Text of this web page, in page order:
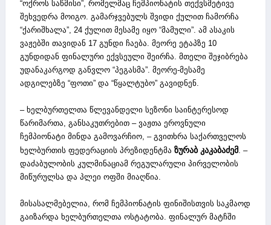
“ოქროს საწმისი”, რომელმაც ჩემპიონატის თექვსმეტივე
შეხვედრა მოიგო. გამარჯვებულს შვიდი ქულით ჩამორჩა
“ქარიშხალა”, 24 ქულით მესამე იყო “მამული”. ამ ასაკის
ვაჟებში თავიდან 17 გუნდი ჩაება. მეორე ეტაპზე 10
გუნდიდან ფინალური ექვსეული შეირჩა. მთელი შეჯიბრება
უდანაკარგოდ განვლო “პეგასმა”. მეორე-მესამე
ადგილებზე “ფოთი” და “წყალტუბო” გავიდნენ.
– ხელბურთელთა წლევანდელი სეზონი საინტერესოდ
წარიმართა, განსაკუთრებით – ვაჟთა ეროვნული
ჩემპიონატი მინდა გამოვარჩიო, – გვითხრა საქართველოს
ხელბურთის ფედერაციის პრეზიდენტმა ზურაბ კაკაბაძემ. –
დაძაბულობის კულმინაციამ რეგულარული პირველობის
მიწურულსა და პლეი ოფში მიაღწია.
მისასალმებელია, რომ ჩემპიონატის ფინიშისთვის საკმაოდ
გაიზარდა ხელბურთელთა ოსტატობა. ფინალურ მატჩში